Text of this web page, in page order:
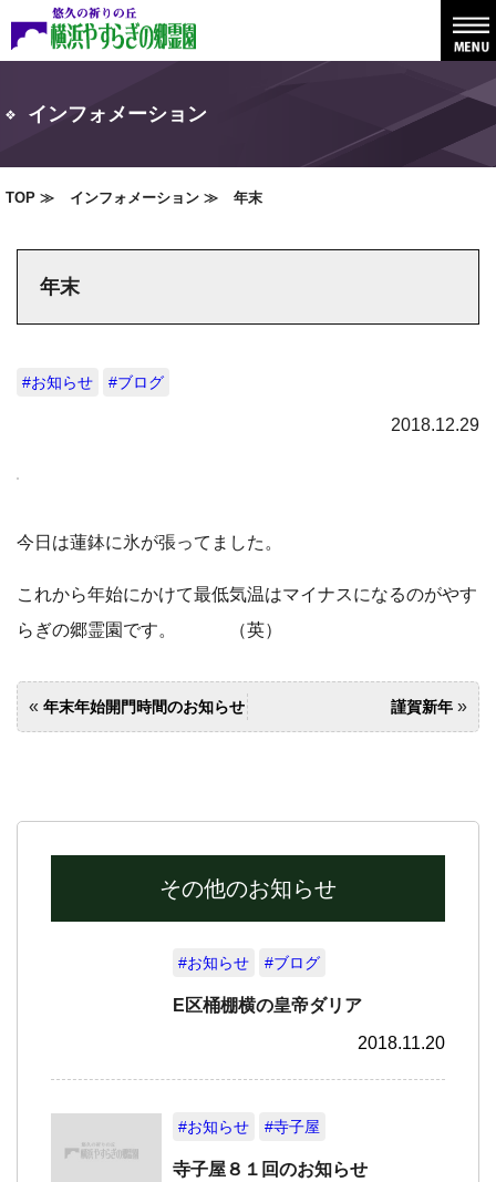
インフォメーション
TOP インフォメーション 年末
年末
#お知らせ #ブログ
2018.12.29
今日は蓮鉢に氷が張ってました。
これから年始にかけて最低気温はマイナスになるのがやす
らぎの郷霊園です。 （英）
« 年末年始開門時間のお知らせ 謹賀新年 »
その他のお知らせ
#お知らせ #ブログ
E区桶棚横の皇帝ダリア
2018.11.20
#お知らせ #寺子屋
寺子屋８１回のお知らせ